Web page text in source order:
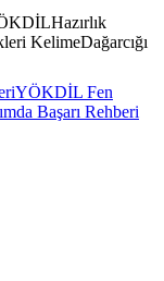
KelimeDağarcığı
YÖKDİL Fen
Başarı Rehberi